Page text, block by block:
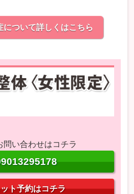
について詳しくはこちら
問い合わせはコチラ
ト予約はコチラ